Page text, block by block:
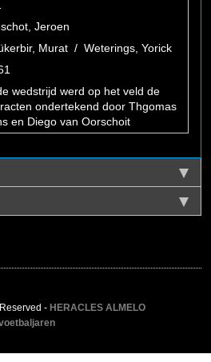
Jeroen
Murat / Weterings, Yorick
wedstrijd werd op het veld de
ondertekend door Thgomas
en Diego van Oorschoit
- HERACLES ALMELO